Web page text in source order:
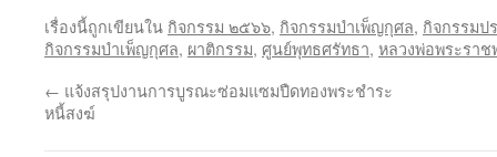
เรื่องนี้ถูกเขียนใน กิจกรรม ๒๕๖๖, กิจกรรมบำเพ็ญกุศล, กิจกรรมป
กิจกรรมบำเพ็ญกุศล, ผาติกรรม, ศูนย์พุทธศรัทธา, หลวงพ่อพระรา
← แจ้งสรุปงานการบูรณะซ่อมแซมปืดทองพระชำระ
หนี้สงฆ์